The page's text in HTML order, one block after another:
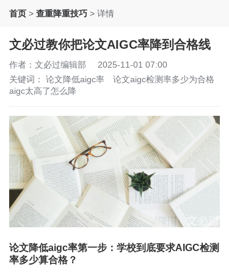
首页 > 查重降重技巧 > 详情
文必过教你把论文AIGC率降到合格线
作者：文必过编辑部
2025-11-01 07:00
关键词： 论文降低aigc率
论文aigc检测率多少为合格
aigc太高了怎么降
论文降低aigc率第一步：学校到底要求AIGC检测
率多少算合格？